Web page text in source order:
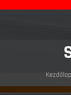
Kezdőlap